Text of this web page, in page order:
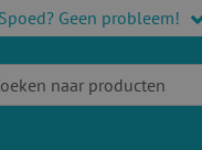
Spoed? Geen probleem!